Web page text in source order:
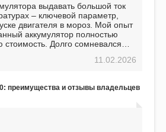
выдавать большой ток
– ключевой параметр,
двигателя в мороз. Мой опыт
аккумулятор полностью
стоимость. Долго сомневался
это отличное вложение,11.02.2026
преимущества и отзывы владельцев